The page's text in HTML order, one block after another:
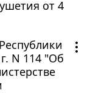
от 4
N 114 "Об